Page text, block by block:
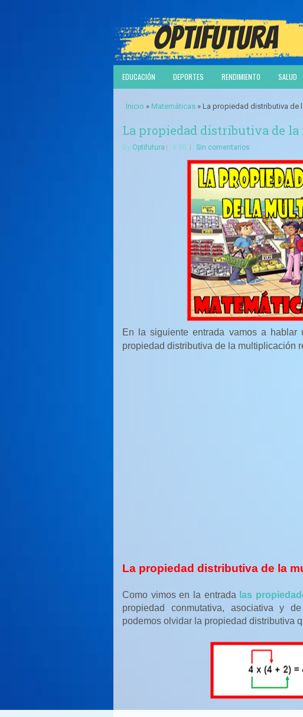
EDUCACIÓN DEPORTES RENDIMIENTO SALUD
Inicio » Matemáticas » La propiedad distributiva de
La propiedad distributiva de
By Optifutura 6:30 Sin comentarios
En la siguiente entrada vamos a
propiedad distributiva de la multiplicación
La propiedad distributiva de la
Como vimos en la entrada las
propiedad conmutativa, asociativa y
podemos olvidar la propiedad distributiva